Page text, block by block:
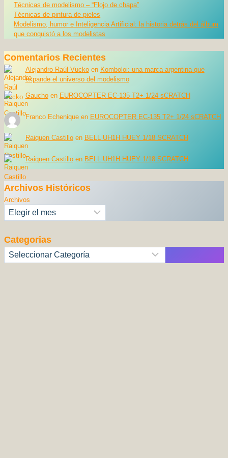
Técnicas de modelismo – “Flojo de chapa”
Técnicas de pintura de pieles
Modelismo, humor e Inteligencia Artificial: la historia detrás del álbum
que conquistó a los modelistas
Comentarios Recientes
Alejandro Raúl Vuckoen Komboloi: una marca argentina que
expande el universo del modelismo
Gauchoen EUROCOPTER EC-135 T2+ 1/24 sCRATCH
Franco Echeniqueen EUROCOPTER EC-135 T2+ 1/24 sCRATCH
Raiquen Castilloen BELL UH1H HUEY 1/18 SCRATCH
Raiquen Castilloen BELL UH1H HUEY 1/18 SCRATCH
Archivos Históricos
Archivos
Categorias
Categorías